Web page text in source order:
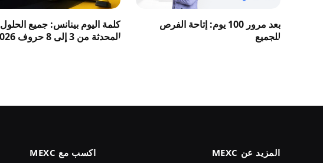
بعد مرور 100 يوم: إتاحة الفرص
للجميع
كلمة اليوم بينانس: جميع الحلول
المحدثة من 3 إلى 8 حروف 2026
المزيد عن MEXC اكسب مع MEXC